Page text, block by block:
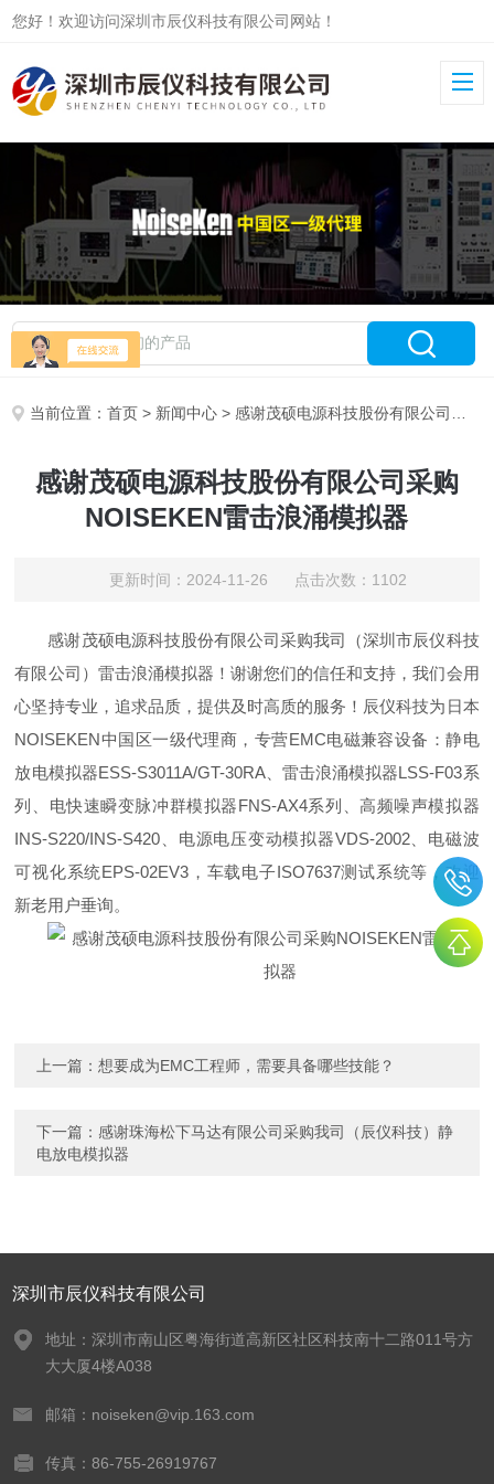
您好！欢迎访问深圳市辰仪科技有限公司网站！
当前位置：首页 > 新闻中心 > 感谢茂硕电源科技股份有限公司采购NOISEKEN雷击浪涌模拟器
感谢茂硕电源科技股份有限公司采购
NOISEKEN雷击浪涌模拟器
更新时间：2024-11-26 点击次数：1102
感谢茂硕电源科技股份有限公司采购我司（深圳市辰仪科技
有限公司）雷击浪涌模拟器！谢谢您们的信任和支持，我们会用
心坚持专业，追求品质，提供及时高质的服务！辰仪科技为日本
NOISEKEN中国区一级代理商，专营EMC电磁兼容设备：静电
放电模拟器ESS-S3011A/GT-30RA、雷击浪涌模拟器LSS-F03系
列、电快速瞬变脉冲群模拟器FNS-AX4系列、高频噪声模拟器
INS-S220/INS-S420、电源电压变动模拟器VDS-2002、电磁波
可视化系统EPS-02EV3，车载电子ISO7637测试系统等，欢迎
新老用户垂询。
上一篇：想要成为EMC工程师，需要具备哪些技能？
下一篇： 感谢珠海松下马达有限公司采购我司（辰仪科技）静
电放电模拟器
深圳市辰仪科技有限公司
地址：深圳市南山区粤海街道高新区社区科技南十二路011号方
大大厦4楼A038
邮箱：noiseken@vip.163.com
传真：86-755-26919767